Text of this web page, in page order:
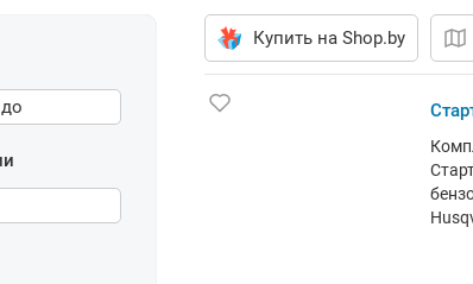
до
Купить на Shop.by